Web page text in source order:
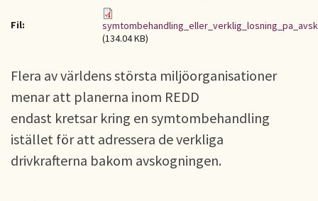
Fil:
(134.04 KB)
Flera av världens största miljöorganisationer
menar att planerna inom REDD
endast kretsar kring en symtombehandling
istället för att adressera de verkliga
drivkrafterna bakom avskogningen.